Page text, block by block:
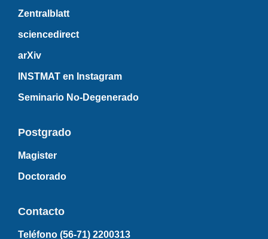
Zentralblatt
sciencedirect
arXiv
INSTMAT en Instagram
Seminario No-Degenerado
Postgrado
Magister
Doctorado
Contacto
Teléfono (56-71) 2200313